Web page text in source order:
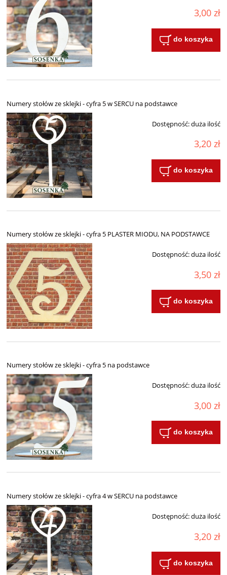
3,00 zł
do koszyka
Numery stołów ze sklejki - cyfra 5 w SERCU na podstawce
Dostępność:duża ilość
3,20 zł
do koszyka
Numery stołów ze sklejki - cyfra 5 PLASTER MIODU, NA PODSTAWCE
Dostępność:duża ilość
3,50 zł
do koszyka
Numery stołów ze sklejki - cyfra 5 na podstawce
Dostępność:duża ilość
3,00 zł
do koszyka
Numery stołów ze sklejki - cyfra 4 w SERCU na podstawce
Dostępność:duża ilość
3,20 zł
do koszyka